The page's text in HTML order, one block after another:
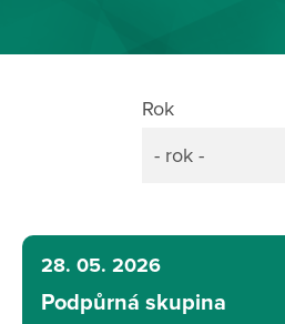
Rok
- rok -
28. 05. 2026
Podpůrná skupina